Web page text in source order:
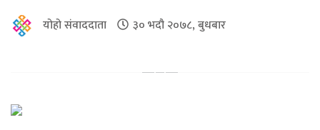
योहो संवाददाता ३० भदौ २०७८, बुधबार